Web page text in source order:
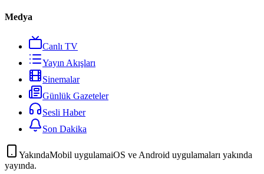
Medya
Canlı TV
Yayın Akışları
Sinemalar
Günlük Gazeteler
Sesli Haber
Son Dakika
YakındaMobil uygulamaiOS ve Android uygulamaları yakında
yayında.